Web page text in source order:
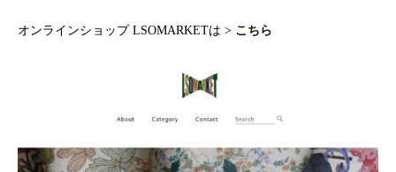
オンラインショップ LSOMARKETは > こちら